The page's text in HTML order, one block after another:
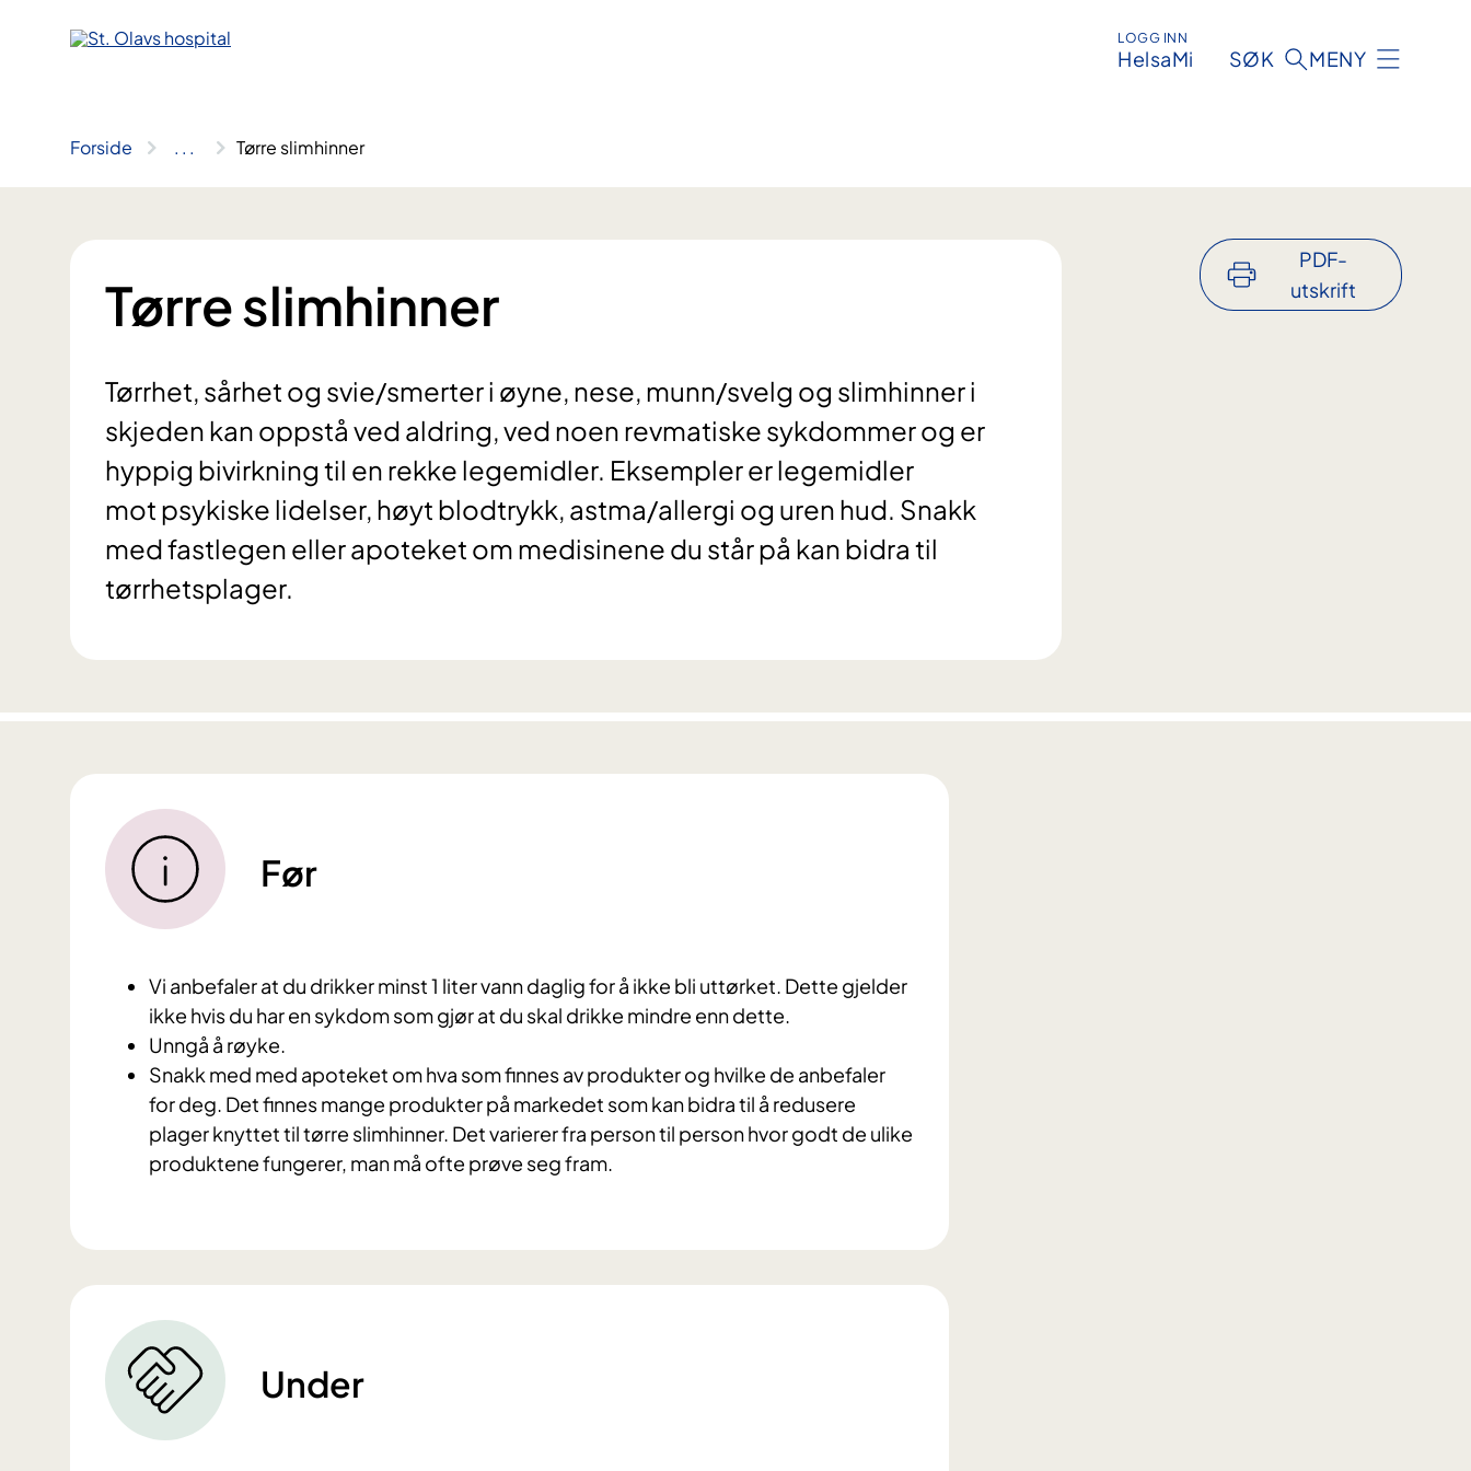
LOGG INN
HelsaMi SØK MENY
Forside .. . Tørre slimhinner
Tørre slimhinner
Tørrhet, sårhet og svie/smerter i øyne, nese, munn/svelg og slimhinner i
skjeden kan oppstå ved aldring, ved noen revmatiske sykdommer og er
hyppig bivirkning til en rekke legemidler. Eksempler er legemidler
mot psykiske lidelser, høyt blodtrykk, astma/allergi og uren hud. Snakk
med fastlegen eller apoteket om medisinene du står på kan bidra til
tørrhetsplager.
PDF-
utskrift
Før
Vi anbefaler at du drikker minst 1 liter vann daglig for å ikke bli uttørket. Dette gjelder
ikke hvis du har en sykdom som gjør at du skal drikke mindre enn dette.
Unngå å røyke.
Snakk med med apoteket om hva som finnes av produkter og hvilke de anbefaler
for deg. Det finnes mange produkter på markedet som kan bidra til å redusere
plager knyttet til tørre slimhinner. Det varierer fra person til person hvor godt de ulike
produktene fungerer, man må ofte prøve seg fram.
Under